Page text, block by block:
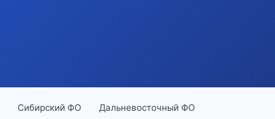
Сибирский ФО Дальневосточный ФО